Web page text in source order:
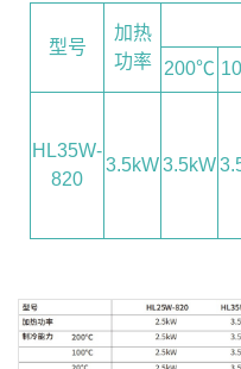
型号
加热
功率
200℃
HL35W-
820
3.5kW3.5kW